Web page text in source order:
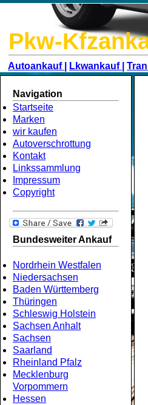
Pkw-
Autoankauf | Lkwankauf |
Navigation
Startseite
Marken
wir kaufen
Autoverschrottung
Kontakt
Linkssammlung
Impressum
Copyright
Bundesweiter Ankauf
Nordrhein Westfalen
Niedersachsen
Baden Württemberg
Thüringen
Schleswig Holstein
Sachsen Anhalt
Sachsen
Saarland
Rheinland Pfalz
Mecklenburg
Vorpommern
Hessen